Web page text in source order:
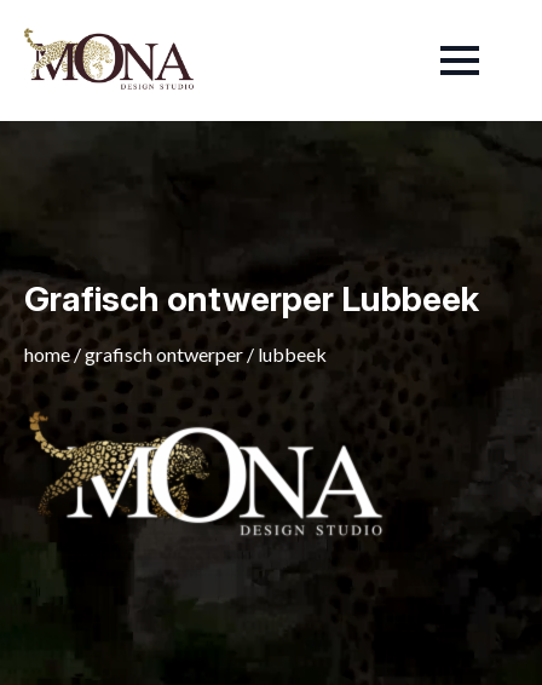
Grafisch ontwerper Lubbeek
home /grafisch ontwerper / lubbeek